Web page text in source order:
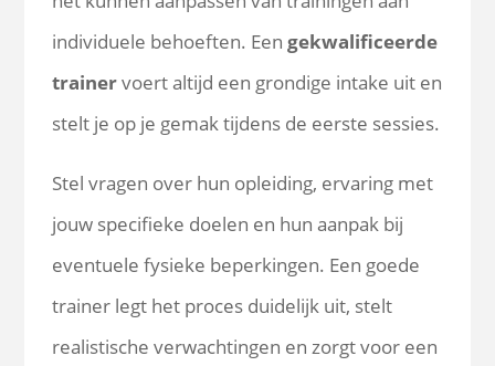
individuele behoeften. Eengekwalificeerde
trainervoert altijd een grondige intake uit en
stelt je op je gemak tijdens de eerste sessies.
Stel vragen over hun opleiding, ervaring met
jouw specifieke doelen en hun aanpak bij
eventuele fysieke beperkingen. Een goede
trainer legt het proces duidelijk uit, stelt
realistische verwachtingen en zorgt voor een